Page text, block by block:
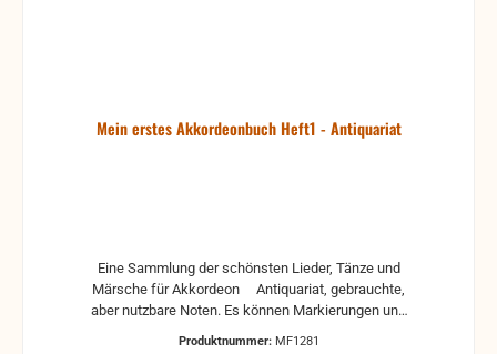
Mein erstes Akkordeonbuch Heft1 - Antiquariat
Eine Sammlung der schönsten Lieder, Tänze und
Märsche für Akkordeon Antiquariat, gebrauchte,
aber nutzbare Noten. Es können Markierungen und
Produktnummer: MF1281